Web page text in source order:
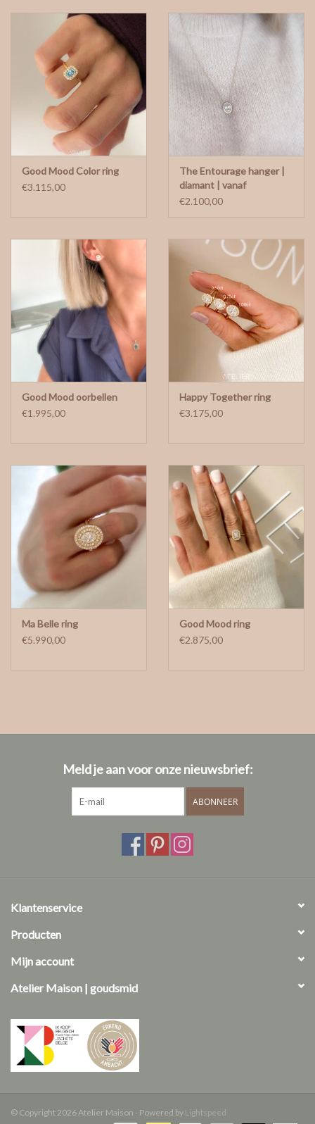
Good Mood Color ring
€3.115,00
The Entourage hanger |
diamant | vanaf
€2.100,00
Good Mood oorbellen
€1.995,00
Happy Together ring
€3.175,00
Ma Belle ring
€5.990,00
Good Mood ring
€2.875,00
Meld je aan voor onze nieuwsbrief:
ABONNEER
Klantenservice
Producten
Mijn account
Atelier Maison | goudsmid
© Copyright 2026 Atelier Maison - Powered by Lightspeed